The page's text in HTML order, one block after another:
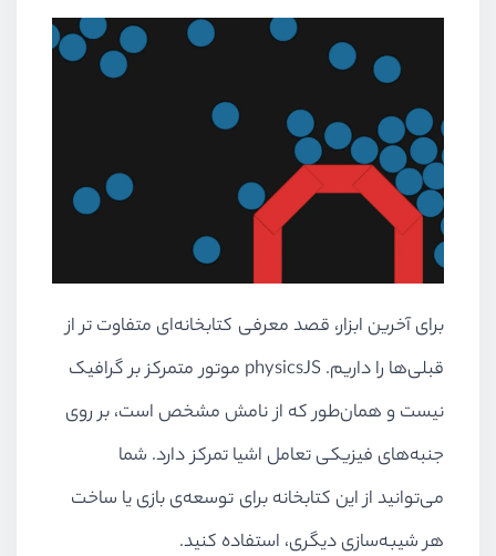
برای آخرین ابزار، قصد معرفی کتابخانه‌ای متفاوت تر از
قبلی‌ها را داریم. physicsJS موتور متمرکز بر گرافیک
نیست و همان‌طور که از نامش مشخص است، بر روی
جنبه‌های فیزیکی تعامل اشیا تمرکز دارد. شما
می‌توانید از این کتابخانه برای توسعه‌ی بازی یا ساخت
هر شیبه‌سازی دیگری، استفاده کنید.